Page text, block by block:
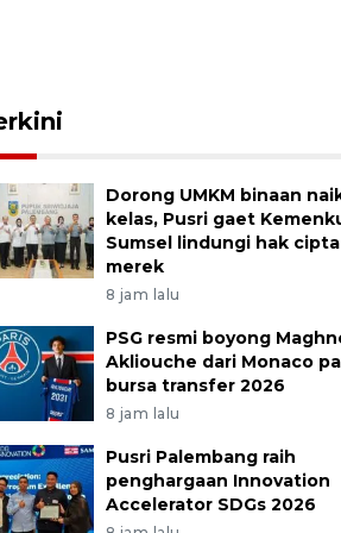
Dorong UMKM binaan
kelas, Pusri gaet
Sumsel lindungi hak
merek
8 jam lalu
PSG resmi boyong
Akliouche dari Monaco
bursa transfer 2026
8 jam lalu
Pusri Palembang raih
penghargaan Innovation
Accelerator SDGs 2026